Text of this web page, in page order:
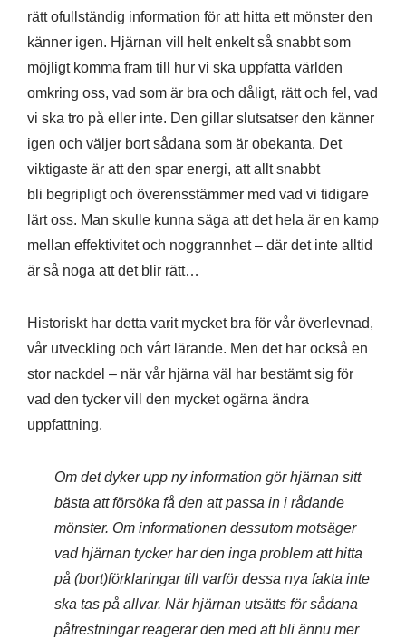
rätt ofullständig information för att hitta ett mönster den
känner igen. Hjärnan vill helt enkelt så snabbt som
möjligt komma fram till hur vi ska uppfatta världen
omkring oss, vad som är bra och dåligt, rätt och fel, vad
vi ska tro på eller inte. Den gillar slutsatser den känner
igen och väljer bort sådana som är obekanta. Det
viktigaste är att den spar energi, att allt snabbt
bli begripligt och överensstämmer med vad vi tidigare
lärt oss. Man skulle kunna säga att det hela är en kamp
mellan effektivitet och noggrannhet – där det inte alltid
är så noga att det blir rätt…
Historiskt har detta varit mycket bra för vår överlevnad,
vår utveckling och vårt lärande. Men det har också en
stor nackdel – när vår hjärna väl har bestämt sig för
vad den tycker vill den mycket ogärna ändra
uppfattning.
Om det dyker upp ny information gör hjärnan sitt
bästa att försöka få den att passa in i rådande
mönster. Om informationen dessutom motsäger
vad hjärnan tycker har den inga problem att hitta
på (bort)förklaringar till varför dessa nya fakta inte
ska tas på allvar. När hjärnan utsätts för sådana
påfrestningar reagerar den med att bli ännu mer